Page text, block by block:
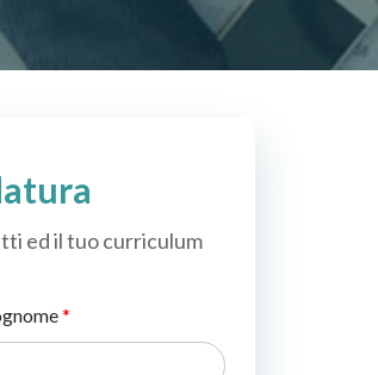
ed il tuo curriculum